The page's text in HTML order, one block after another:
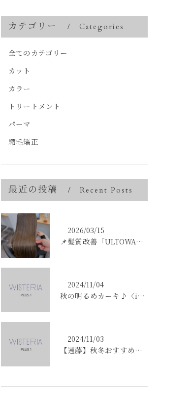
カテゴリー Categories
全てのカテゴリー
カット
カラー
トリートメント
パーマ
縮毛矯正
最近の投稿 Recent Posts
2026/03/15
📌髪質改善「ULTOWAトリートメント」はこんな方にオススメ...
2024/11/04
秋の明るめカーキ♪〈ikumi〉
2024/11/03
【遠藤】秋冬おすすめの艶カラー「ショコラブラウン」